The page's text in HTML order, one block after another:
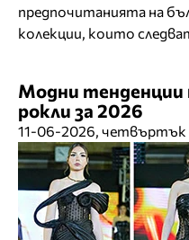
предпочитанията на
колекции, които
Модни тенденции
рокли за 2026
11-06-2026, четвъртък